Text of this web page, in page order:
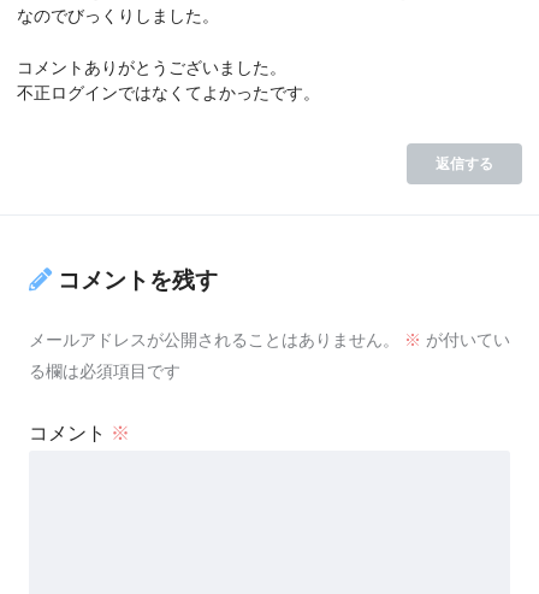
なのでびっくりしました。
コメントありがとうございました。
不正ログインではなくてよかったです。
返信する
コメントを残す
メールアドレスが公開されることはありません。 ※ が付いてい
る欄は必須項目です
コメント ※